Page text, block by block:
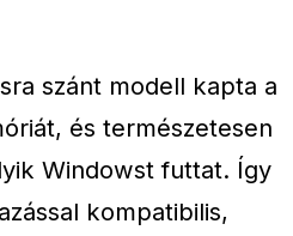
szánt modell kapta a
és természetesen
Windowst futtat. Így
kompatibilis,